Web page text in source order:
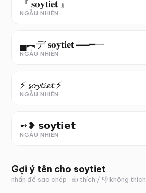
『 𝐬𝐨𝐲𝐭𝐢𝐞𝐭 』
NGẪU NHIÊN
▄︻デ 𝐬𝐨𝐲𝐭𝐢𝐞𝐭 ══━一
NGẪU NHIÊN
⚡ 𝓼𝓸𝔂𝓽𝓲𝓮𝓽 ⚡
NGẪU NHIÊN
➻❥ 𝘀𝗼𝘆𝘁𝗶𝗲𝘁
NGẪU NHIÊN
Gợi ý tên cho soytiet
nhấn để sao chép · 👍 thích / 👎 không thích